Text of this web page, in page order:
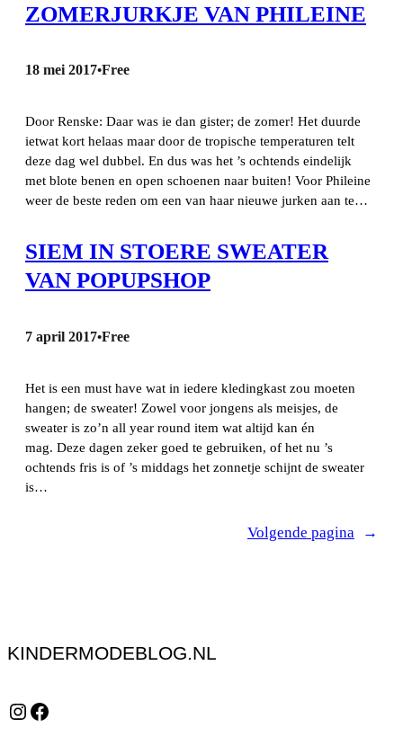
ZOMERJURKJE VAN PHILEINE
18 mei 2017•Free
Door Renske: Daar was ie dan gister; de zomer! Het duurde
ietwat kort helaas maar door de tropische temperaturen telt
deze dag wel dubbel. En dus was het ’s ochtends eindelijk
met blote benen en open schoenen naar buiten! Voor Phileine
weer de beste reden om een van haar nieuwe jurken aan te…
SIEM IN STOERE SWEATER
VAN POPUPSHOP
7 april 2017•Free
Het is een must have wat in iedere kledingkast zou moeten
hangen; de sweater! Zowel voor jongens als meisjes, de
sweater is zo’n all year round item wat altijd kan én
mag. Deze dagen zeker goed te gebruiken, of het nu ’s
ochtends fris is of ’s middags het zonnetje schijnt de sweater
is…
Volgende pagina →
KINDERMODEBLOG.NL
Instagram Facebook